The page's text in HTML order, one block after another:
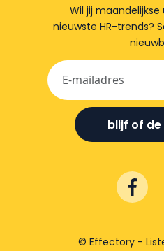
Wil jij
nieuwste HR-trends?
blijf of
© Effectory -